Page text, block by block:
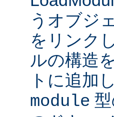
うオブジ
をリンクし
ルの構造
トに追加
module